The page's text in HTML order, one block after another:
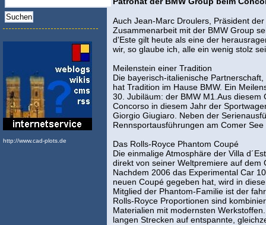
http://www.cad-plots.de
Auch Jean-Marc Droulers, Präsident
Zusammenarbeit mit der BMW Group
d'Este gilt heute als eine der
wir, so glaube ich, alle ein wenig stolz
Meilenstein einer Tradition
Die bayerisch-italienische
hat Tradition im Hause BMW. Ein
30. Jubiläum: der BMW M1.Aus diesem
Concorso in diesem Jahr der
Giorgio Giugiaro. Neben der
Rennsportausführungen am Comer
Das Rolls-Royce Phantom Coupé
Die einmalige Atmosphäre der Villa
direkt von seiner Weltpremiere auf dem
Nachdem 2006 das Experimental Car
neuen Coupé gegeben hat, wird in
Mitglied der Phantom-Familie ist der
Rolls-Royce Proportionen sind
Materialien mit modernsten
langen Strecken auf entspannte,